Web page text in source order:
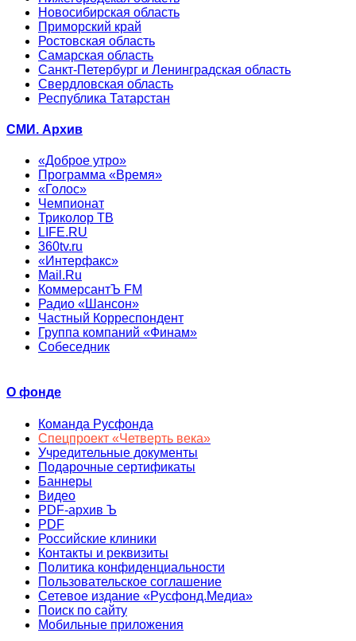
Новосибирская область
Приморский край
Ростовская область
Самарская область
Санкт-Петербург и Ленинградская область
Свердловская область
Республика Татарстан
СМИ. Архив
«Доброе утро»
Программа «Время»
«Голос»
Чемпионат
Триколор ТВ
LIFE.RU
360tv.ru
«Интерфакс»
Mail.Ru
КоммерсантЪ FM
Радио «Шансон»
Частный Корреспондент
Группа компаний «Финам»
Собеседник
О фонде
Команда Русфонда
Спецпроект «Четверть века»
Учредительные документы
Подарочные сертификаты
Баннеры
Видео
PDF-архив Ъ
PDF
Российские клиники
Контакты и реквизиты
Политика конфиденциальности
Пользовательское соглашение
Сетевое издание «Русфонд.Медиа»
Поиск по сайту
Мобильные приложения